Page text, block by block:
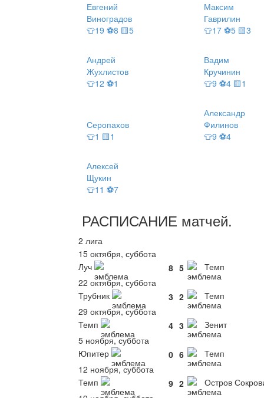
Евгений
Виноградов
👕19 ⚽8 🟨5
Максим
Гаврилин
👕17 ⚽5 🟨3
Андрей
Жухлистов
👕12 ⚽1
Вадим
Кручинин
👕9 ⚽4 🟨1
Серопахов
👕1 🟨1
Александр
Филинов
👕9 ⚽4
Алексей
Щукин
👕11 ⚽7
РАСПИСАНИЕ матчей.
2 лига
15 октября, суббота
Луч
8 5
Темп
22 октября, суббота
Трубник
3 2
Темп
29 октября, суббота
Темп
4 3
Зенит
5 ноября, суббота
Юпитер
0 6
Темп
12 ноября, суббота
Темп
9 2
Остров